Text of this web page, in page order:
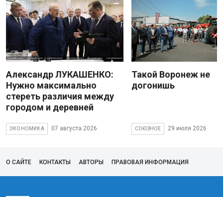
Александр ЛУКАШЕНКО:
Нужно максимально
стереть различия между
городом и деревней
ЭКОНОМИКА 07 августа 2026
Такой Воронеж не
догонишь
СОЮЗНОЕ 29 июля 2026
О САЙТЕ КОНТАКТЫ АВТОРЫ ПРАВОВАЯ ИНФОРМАЦИЯ